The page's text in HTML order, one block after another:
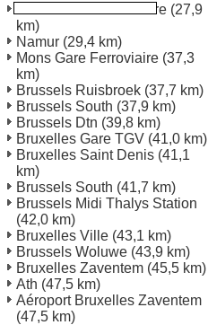
Namur Gare Ferroviaire (27,9
km)
Namur (29,4 km)
Mons Gare Ferroviaire (37,3
km)
Brussels Ruisbroek (37,7 km)
Brussels South (37,9 km)
Brussels Dtn (39,8 km)
Bruxelles Gare TGV (41,0 km)
Bruxelles Saint Denis (41,1
km)
Brussels South (41,7 km)
Brussels Midi Thalys Station
(42,0 km)
Bruxelles Ville (43,1 km)
Brussels Woluwe (43,9 km)
Bruxelles Zaventem (45,5 km)
Ath (47,5 km)
Aéroport Bruxelles Zaventem
(47,5 km)